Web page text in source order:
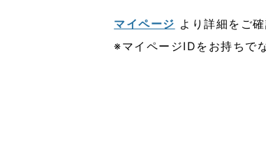
マイページ より詳細をご
※マイページIDをお持ちで